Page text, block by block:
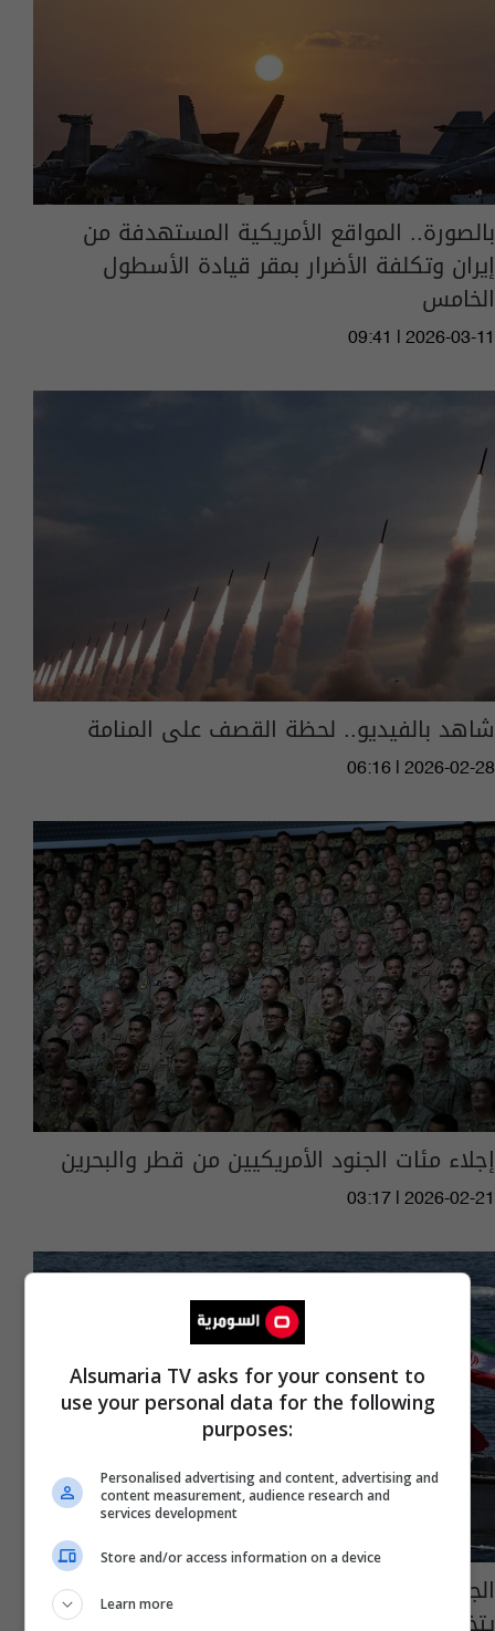
بالصورة.. المواقع الأمريكية المستهدفة من
إيران وتكلفة الأضرار بمقر قيادة الأسطول
الخامس
09:41 | 2026-03-11
شاهد بالفيديو.. لحظة القصف على المنامة
06:16 | 2026-02-28
إجلاء مئات الجنود الأمريكيين من قطر والبحرين
03:17 | 2026-02-21
الجبهة من البحر المتوسط الى الخليج.. خبير
Alsumaria TV asks for your consent to
use your personal data for the following
purposes:
Personalised advertising and content, advertising and
content measurement, audience research and
services development
Store and/or access information on a device
Learn more